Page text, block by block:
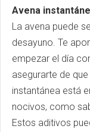
Avena
La avena puede
desayuno. Te
empezar el día
asegurarte de
instantánea está
nocivos, como
Estos aditivos